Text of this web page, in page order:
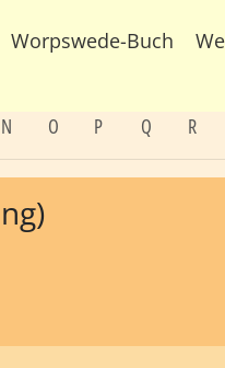
Worpswede-Buch
N O P Q R